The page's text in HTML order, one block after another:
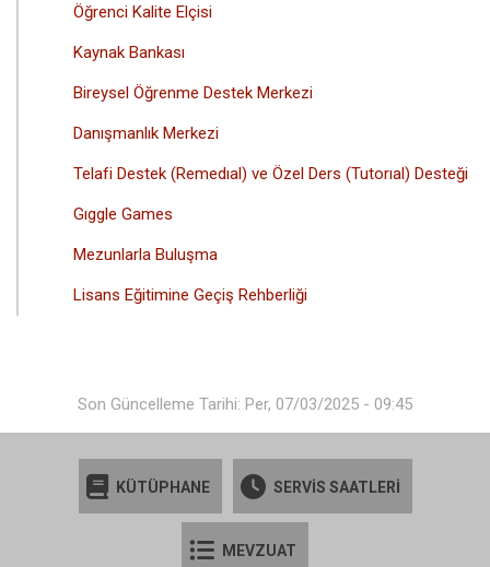
Öğrenci Kalite Elçisi
Kaynak Bankası
Bireysel Öğrenme Destek Merkezi
Danışmanlık Merkezi
Telafi Destek (Remedıal) ve Özel Ders (Tutorıal) Desteği
Gıggle Games
Mezunlarla Buluşma
Lisans Eğitimine Geçiş Rehberliği
Son Güncelleme Tarihi: Per, 07/03/2025 - 09:45
KÜTÜPHANE SERVİS SAATLERİ
MEVZUAT